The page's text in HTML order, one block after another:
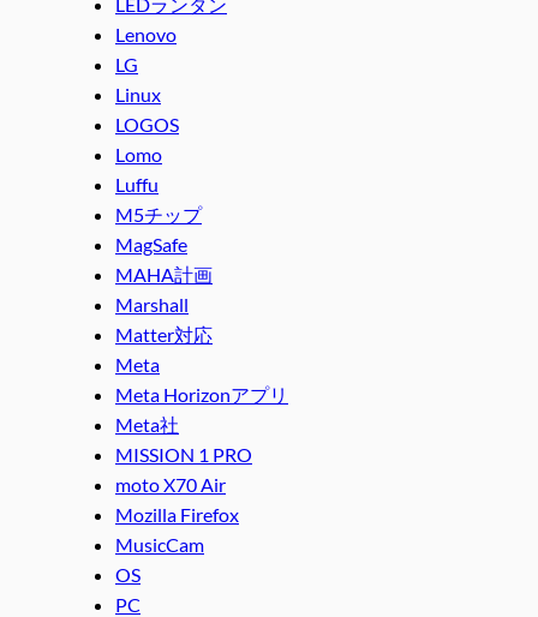
Lenovo
LG
Linux
LOGOS
Lomo
Luffu
M5チップ
MagSafe
MAHA計画
Marshall
Matter対応
Meta
Meta Horizonアプリ
Meta社
MISSION 1 PRO
moto X70 Air
Mozilla Firefox
MusicCam
OS
PC